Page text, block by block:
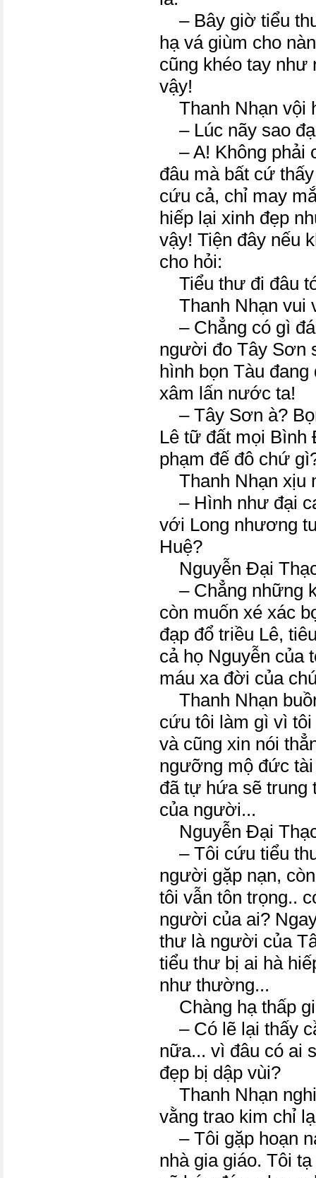
– Bây giờ tiểu
hạ vá giùm cho
cũng khéo tay như
vậy!
Thanh Nhạn vội
– Lúc nãy sao
– A! Không phải
đâu mà bất cứ
cứu cả, chỉ may
hiếp lại xinh đẹp
vậy! Tiện đây nếu
cho hỏi:
Tiểu thư đi đâu
Thanh Nhạn vui
– Chẳng có gì
người đo Tây Sơn
hình bọn Tàu
xâm lấn nước ta!
– Tây Sơn à?
Lê tữ đất mọi Bình
phạm đế đô chứ
Thanh Nhạn xịu
– Hình như đại
với Long nhương
Huệ?
Nguyễn Đại
– Chẳng những
còn muốn xé xác
đạp đổ triều Lê,
cả họ Nguyễn của
máu xa đời của
Thanh Nhạn
cứu tôi làm gì vì
và cũng xin nói
ngưỡng mộ đức
đã tự hứa sẽ trung
của người...
Nguyễn Đại
– Tôi cứu tiểu
người gặp nạn,
tôi vẫn tôn trọng..
người của ai?
thư là người của
tiểu thư bị ai hà
như thường...
Chàng hạ thấp
– Có lẽ lại thấy
nữa... vì đâu có ai
đẹp bị dập vùi?
Thanh Nhạn
vằng trao kim chỉ
– Tôi gặp hoạn
nhà gia giáo. Tôi